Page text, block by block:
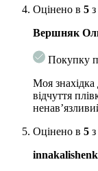
Оцінено в 5
Вершняк
Покупку
Моя
відчуття
Оцінено в 5